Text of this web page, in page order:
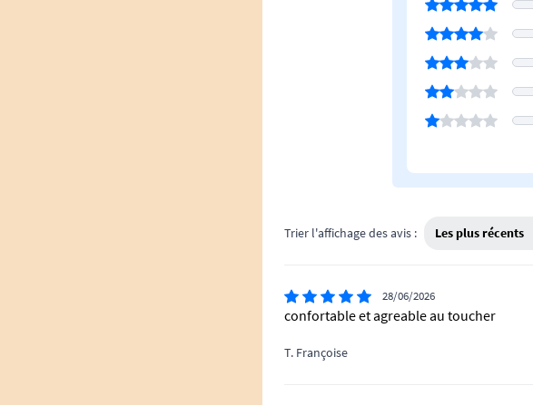
Trier l'affichage des avis :
28/06/2026
confortable et agreable au toucher
T. Françoise